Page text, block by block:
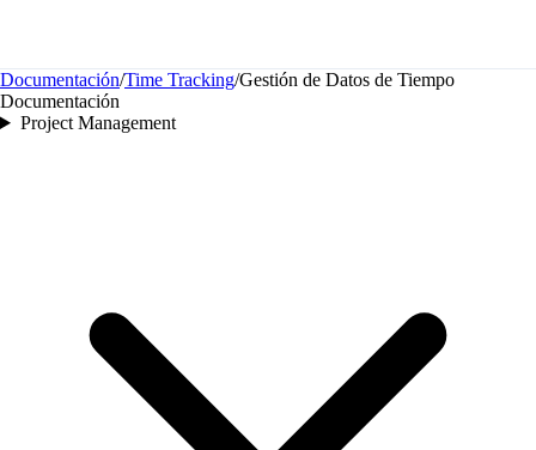
Documentación/Time Tracking/Gestión de Datos de Tiempo
Documentación
Project Management